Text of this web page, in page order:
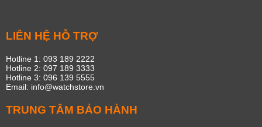
LIÊN HỆ HỖ TRỢ
Hotline 1: 093 189 2222
Hotline 2: 097 189 3333
Hotline 3: 096 139 5555
Email: info@watchstore.vn
TRUNG TÂM BẢO HÀNH